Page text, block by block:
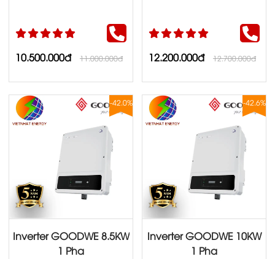
10.500.000đ 11.000.000đ 12.200.000đ 12.700.000đ
-42.0%
Inverter GOODWE 8.5KW
1 Pha
-42.6%
Inverter GOODWE 10KW
1 Pha